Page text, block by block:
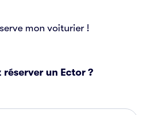
mon voiturier !
un Ector ?